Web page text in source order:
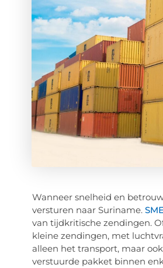
Wanneer snelheid en
versturen naar Suriname.
van tijdkritische zendingen.
kleine zendingen, met
alleen het transport, maar
verstuurde pakket binnen